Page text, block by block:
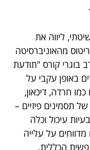
ליווה את
מהאוניברסיטה
בוגרי קורס "תודעת
באופן עקבי על
חרדה, דיכאון,
תסמינים פיזיים –
עיכול וכלה
על עלייה
הכללית.